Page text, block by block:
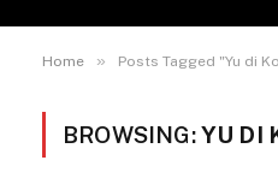
Home » Posts Tagged "Yu di
BROWSING:YU DI